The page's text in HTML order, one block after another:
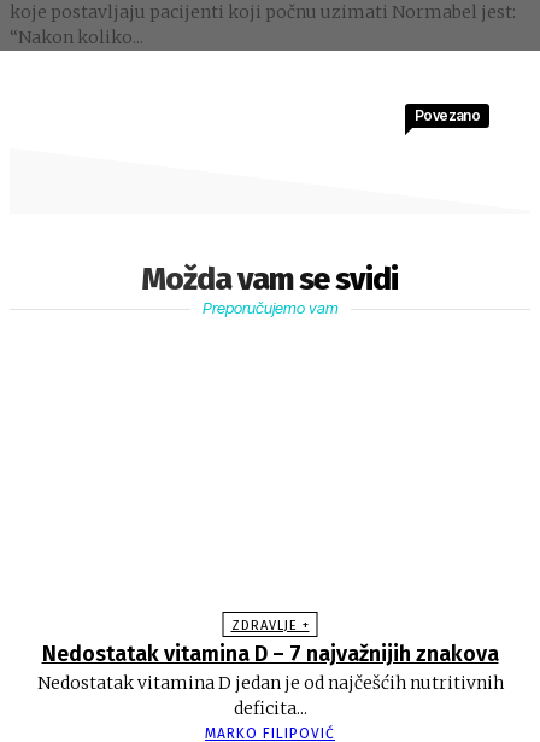
koje postavljaju pacijenti koji počnu uzimati Normabel jest:
“Nakon koliko...
Možda vam se svidi
Povezano
Preporučujemo vam
ZDRAVLJE +
Nedostatak vitamina D – 7 najvažnijih znakova
Nedostatak vitamina D jedan je od najčešćih nutritivnih
deficita...
MARKO FILIPOVIĆ